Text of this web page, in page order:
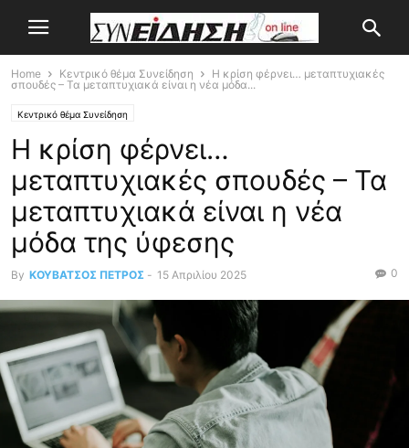
Home Κεντρικό θέμα Συνείδηση
Η κρίση φέρνει… μεταπτυχιακές
σπουδές – Τα μεταπτυχιακά είναι η νέα μόδα...
Κεντρικό θέμα Συνείδηση
Η κρίση φέρνει…
μεταπτυχιακές σπουδές – Τα
μεταπτυχιακά είναι η νέα
μόδα της ύφεσης
By ΚΟΥΒΑΤΣΟΣ ΠΕΤΡΟΣ - 15 Απριλίου 2025 0